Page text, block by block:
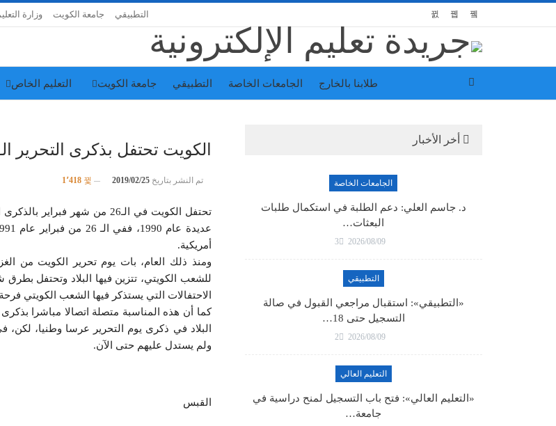
وزارة جامعة الكويت التطبيقي
التعليم الخاص جامعة الكويت التطبيقي الجامعات الخاصة طلابنا بالخارج
الكويت تحتفل بذكرى التحرير الـ
تم النشر بتاريخ2019/02/25 1٬418
أمريكية.
ومنذ ذلك العام، بات يوم تحرير الكويت من
للشعب الكويتي، تتزين فيها البلاد وتحتفل بطرق
الاحتفالات التي يستذكر فيها الشعب الكويتي
كما أن هذه المناسبة متصلة اتصالا مباشرا
البلاد في ذكرى يوم التحرير عرسا وطنيا،
ولم يستدل عليهم حتى الآن.
القبس
أخر الأخبار
الجامعات الخاصة
د. جاسم العلي: دعم الطلبة في استكمال طلبات
البعثات…
2026/08/09
3
التطبيقي
«التطبيقي»: استقبال مراجعي القبول في صالة
التسجيل حتى 18…
2026/08/09
2
التعليم العالي
«التعليم العالي»: فتح باب التسجيل لمنح دراسية في
جامعة…